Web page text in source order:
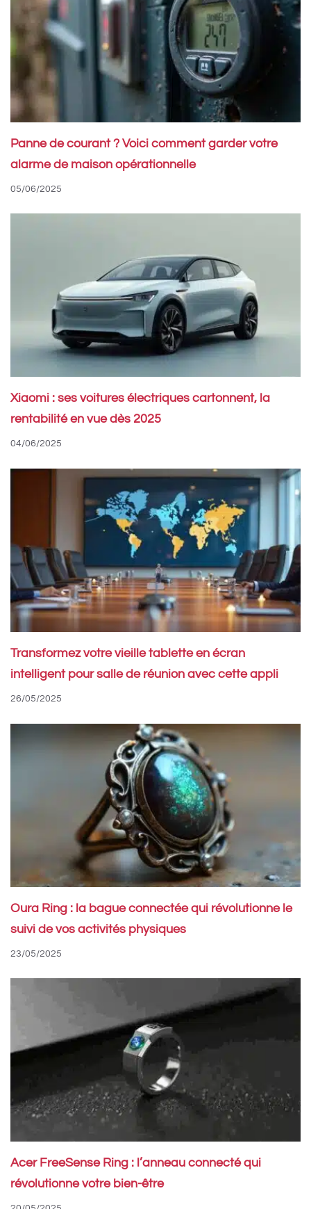
Panne de courant ? Voici comment garder votre
alarme de maison opérationnelle
05/06/2025
Xiaomi : ses voitures électriques cartonnent, la
rentabilité en vue dès 2025
04/06/2025
Transformez votre vieille tablette en écran
intelligent pour salle de réunion avec cette appli
26/05/2025
Oura Ring : la bague connectée qui révolutionne le
suivi de vos activités physiques
23/05/2025
Acer FreeSense Ring : l’anneau connecté qui
révolutionne votre bien-être